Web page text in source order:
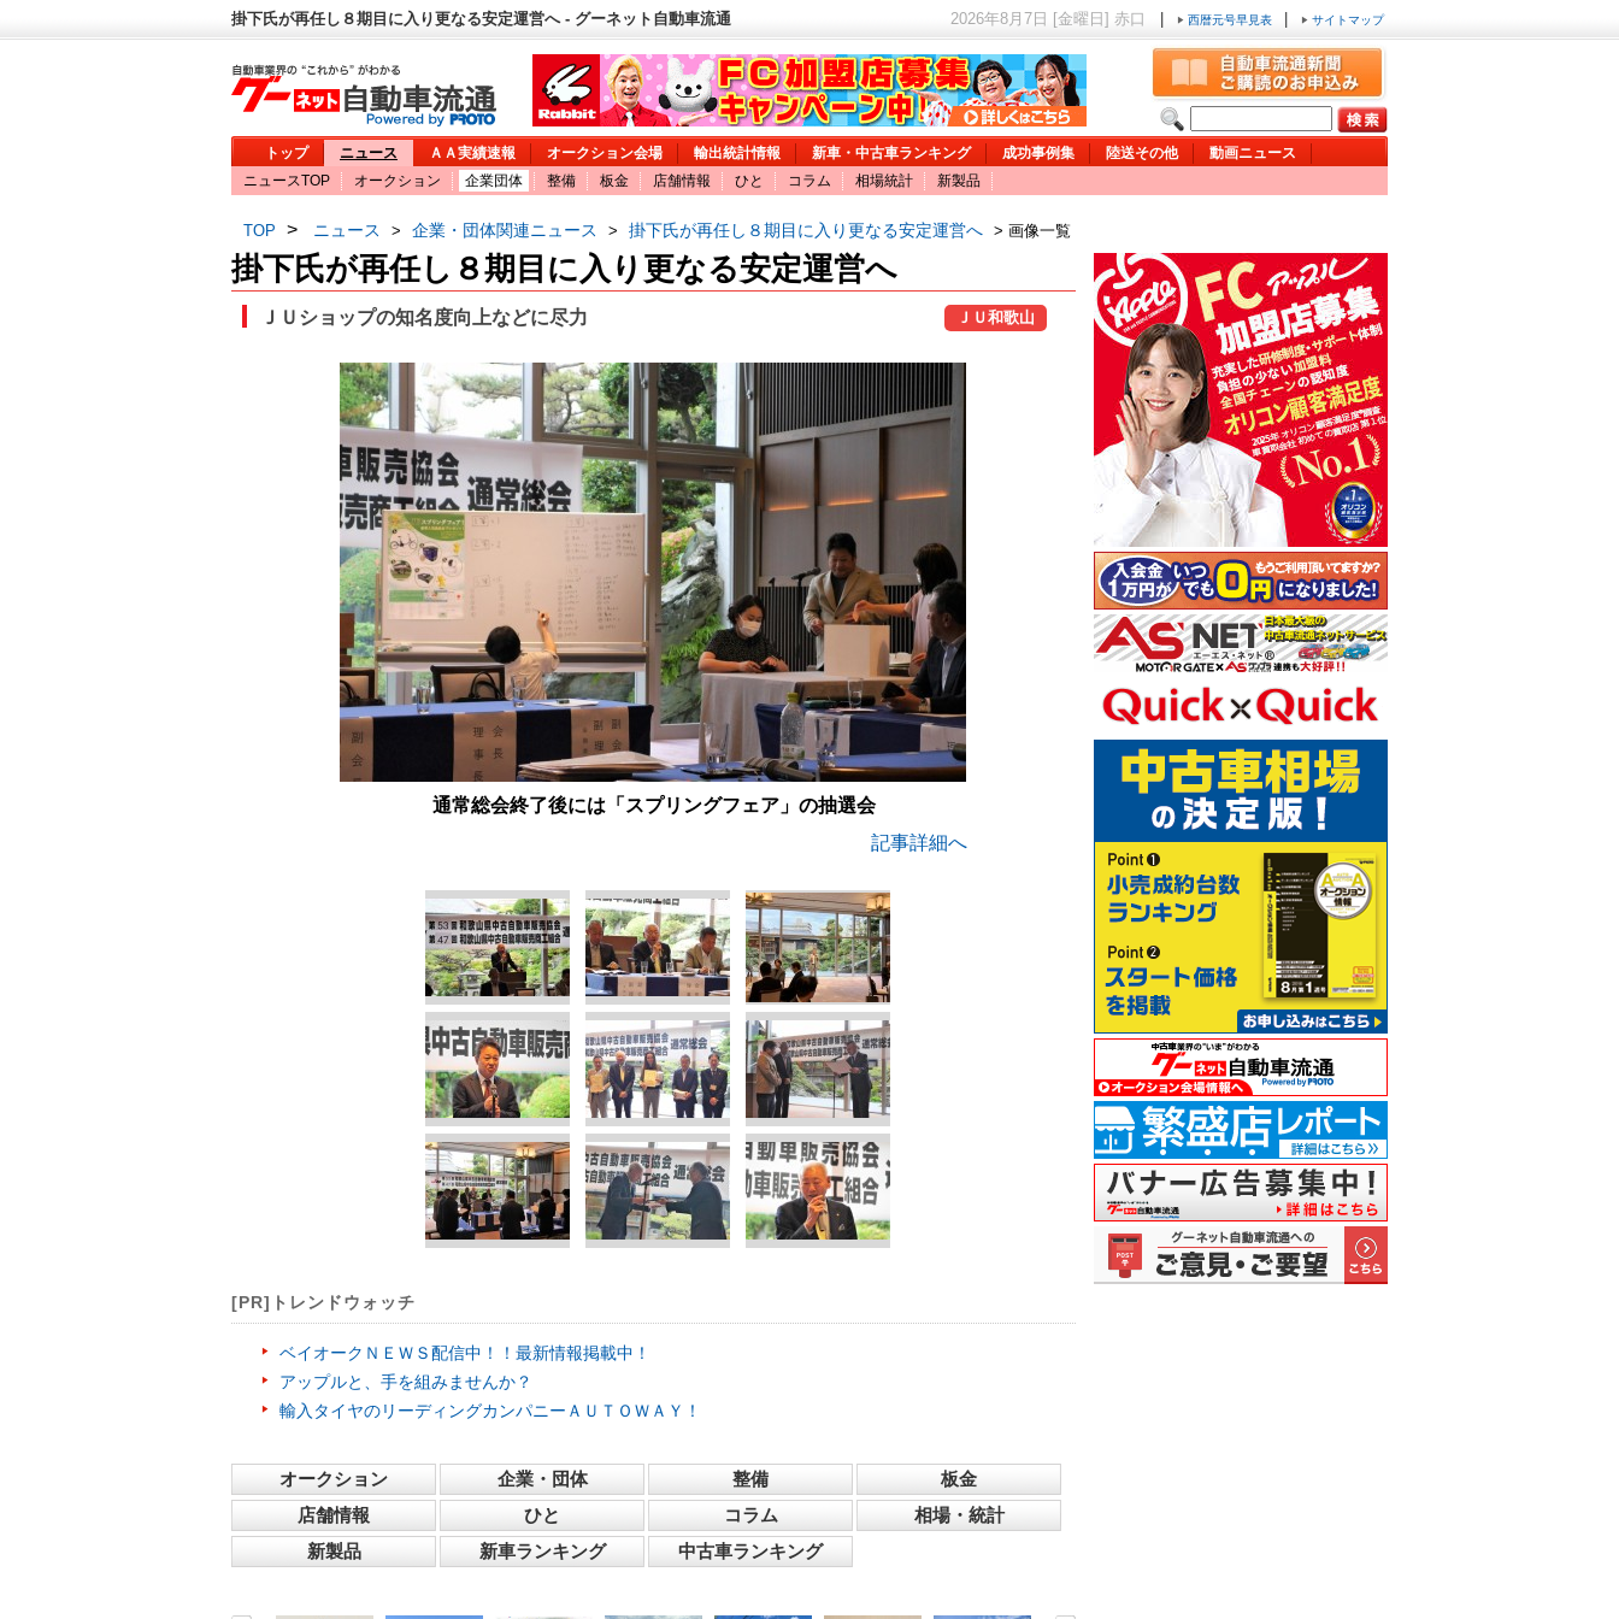
掛下氏が再任し８期目に入り更なる安定運営へ - グーネット自動車流通 2026年8月7日 [金曜日] 赤口 西暦元号早見表 サイトマップ
トップ ニュース ＡＡ実績速報 オークション会場 輸出統計情報 新車・中古車ランキング 成功事例集 陸送その他
動画ニュース
ニュースTOP
オークション 企業団体 整備 板金 店舗情報 ひと コラム 相場統計 新製品
TOP > ニュース > 企業・団体関連ニュース > 掛下氏が再任し８期目に入り更なる安定運営へ > 画像一覧
掛下氏が再任し８期目に入り更なる安定運営へ
ＪＵショップの知名度向上などに尽力 ＪＵ和歌山
通常総会終了後には「スプリングフェア」の抽選会
記事詳細へ
[PR]トレンドウォッチ
ベイオークＮＥＷＳ配信中！！最新情報掲載中！
アップルと、手を組みませんか？
輸入タイヤのリーディングカンパニーＡＵＴＯＷＡＹ！
オークション 企業・団体 整備
板金
店舗情報
ひと コラム
相場・統計
新製品
新車ランキング 中古車ランキング